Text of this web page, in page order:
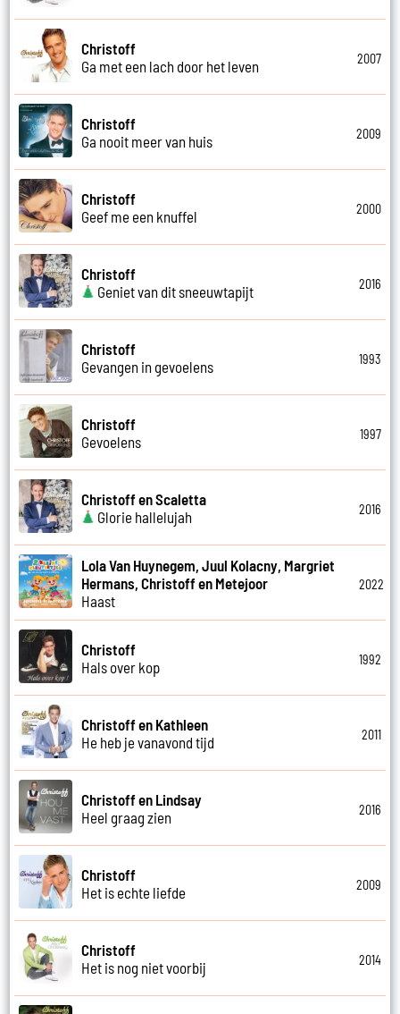
Christoff
Ga met een lach door het leven
2007
Christoff
Ga nooit meer van huis
2009
Christoff
Geef me een knuffel
2000
Christoff
Geniet van dit sneeuwtapijt
2016
Christoff
Gevangen in gevoelens
1993
Christoff
Gevoelens
1997
Christoff en Scaletta
Glorie hallelujah
2016
Lola Van Huynegem, Juul Kolacny, Margriet
Hermans, Christoff en Metejoor
Haast
2022
Christoff
Hals over kop
1992
Christoff en Kathleen
He heb je vanavond tijd
2011
Christoff en Lindsay
Heel graag zien
2016
Christoff
Het is echte liefde
2009
Christoff
Het is nog niet voorbij
2014